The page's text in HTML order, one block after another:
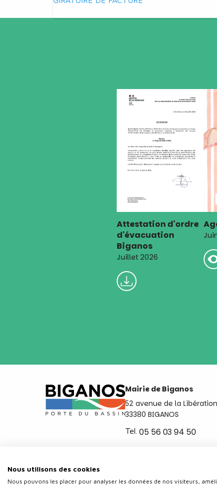
de
Attestation d'ordre
d'évacuation
Biganos
Juillet 2026
Mairie de Biganos
52 avenue de la Libération
33380 BIGANOS
Tel. 05 56 03 94 50
Nous utilisons des cookies
Nous pouvons les placer pour analyser les données de nos visiteurs,